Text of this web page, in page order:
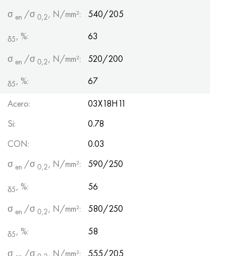
σ en /σ 0,2, N/mm²: 540/205
δ5, %:
63
σ en /σ 0,2, N/mm²: 520/200
δ5, %:
67
Acero:
03Х18Н11
Si:
0.78
CON:
0.03
σ en /σ 0,2, N/mm²: 590/250
δ5, %:
56
σ en /σ 0,2, N/mm²: 580/250
δ5, %:
58
σ
/σ , N/mm²: 555/205